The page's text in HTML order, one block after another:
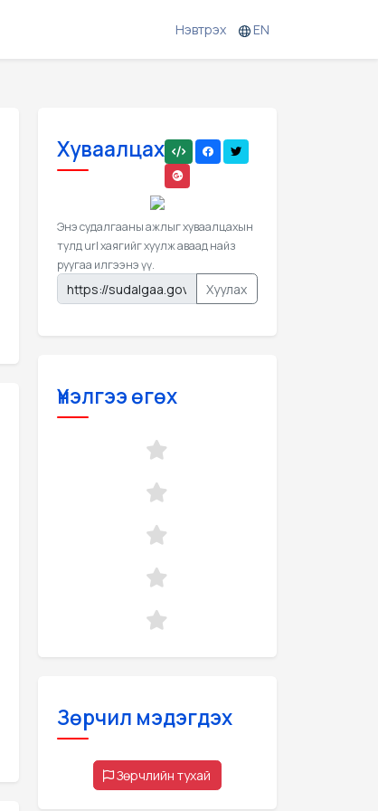
Нэвтрэх EN
Хуваалцах
Энэ судалгааны ажлыг хуваалцахын
тулд url хаягийг хуулж аваад найз
руугаа илгээнэ үү.
Хуулах
Үнэлгээ өгөх
Зөрчил мэдэгдэх
Зөрчлийн тухай